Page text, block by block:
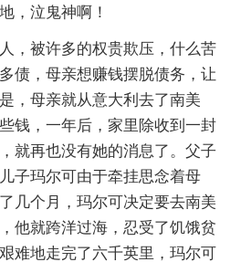
，泣鬼神啊！
，被许多的权贵欺压，什么苦
债，母亲想赚钱摆脱债务，让
，母亲就从意大利去了南美
钱，一年后，家里除收到一封
就再也没有她的消息了。父子
子玛尔可由于牵挂思念着母
几个月，玛尔可决定要去南美
他就跨洋过海，忍受了饥饿贫
难地走完了六千英里，玛尔可